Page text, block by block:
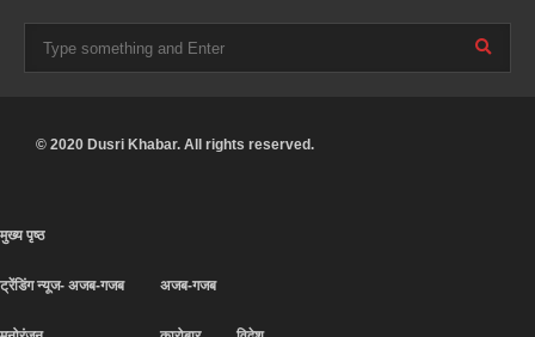
© 2020 Dusri Khabar. All rights reserved.
मुख्य पृष्ठ
ट्रेंडिंग न्यूज- अजब-गजब अजब-गजब